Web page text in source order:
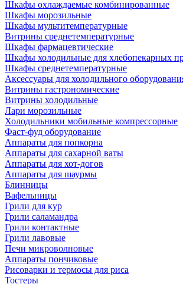
Шкафы охлаждаемые комбинированные
Шкафы морозильные
Шкафы мультитемпературные
Витрины среднетемпературные
Шкафы фармацевтические
Шкафы холодильные для хлебопекарных
Шкафы среднетемпературные
Аксессуары для холодильного
Витрины гастрономические
Витрины холодильные
Лари морозильные
Холодильники мобильные компрессорные
Фаст-фуд оборудование
Аппараты для попкорна
Аппараты для сахарной ваты
Аппараты для хот-догов
Аппараты для шаурмы
Блинницы
Вафельницы
Грили для кур
Грили саламандра
Грили контактные
Грили лавовые
Печи микроволновые
Аппараты пончиковые
Рисоварки и термосы для риса
Тостеры